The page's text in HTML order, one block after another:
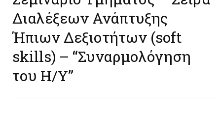
Διαλέξεων Ανάπτυξης
Ήπιων Δεξιοτήτων (soft
skills) – “Συναρμολόγηση
του Η/Υ”